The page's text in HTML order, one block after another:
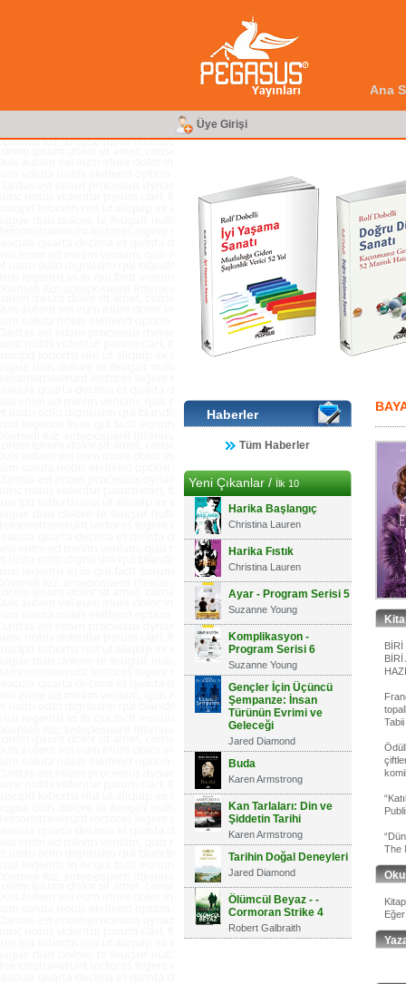
Ana
Üye Girişi
Haberler
Tüm Haberler
Yeni Çıkanlar /İlk 10
Harika Başlangıç
Christina Lauren
Harika Fıstık
Christina Lauren
Ayar - Program Serisi 5
Suzanne Young
Komplikasyon -
Program Serisi 6
Suzanne Young
Gençler İçin Üçüncü
Şempanze: İnsan
Türünün Evrimi ve
Geleceği
Jared Diamond
Buda
Karen Armstrong
Kan Tarlaları: Din ve
Şiddetin Tarihi
Karen Armstrong
Tarihin Doğal Deneyleri
Jared Diamond
Ölümcül Beyaz - -
Cormoran Strike 4
Robert Galbraith
BİRİ
BİRİ
The